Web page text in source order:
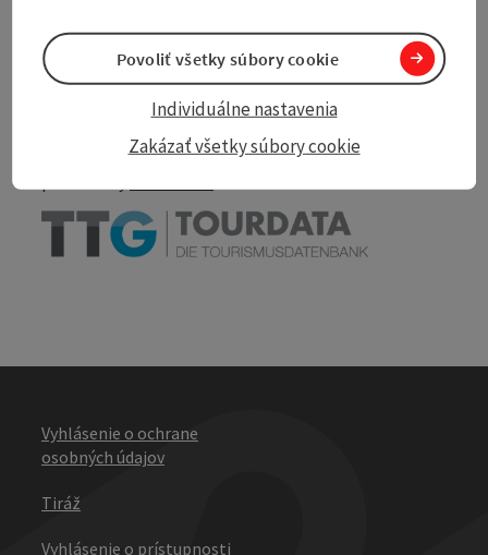
Create PDF
Print article
Nearby
Vyhlásenie o ochrane
osobných údajov
Tiráž
Vyhlásenie o prístupnosti
Zakázať všetky súbory cookie
Individuálne nastavenia
Povoliť všetky súbory cookie